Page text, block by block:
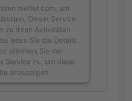
wetter.com, um
Dieser Service
zu Ihren Aktivitäten
lesen Sie die Details
stimmen Sie der
Service zu, um diese
anzuzeigen.